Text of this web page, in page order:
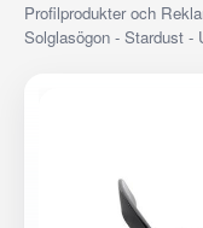
Profilprodukter och
Solglasögon - Stardust -